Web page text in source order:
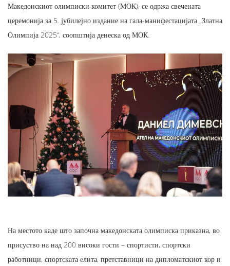
Македонскиот олимписки комитет (МОК), се одржа свечената
церемонија за 5. јубилејно издание на гала-манифестацијата „Златна
Олимпија 2025“, соопштија денеска од МОК.
На местото каде што започна македонската олимписка приказна, во
присуство на над 200 високи гости – спортисти, спортски
работници, спортската елита, претставници на дипломатскиот кор и